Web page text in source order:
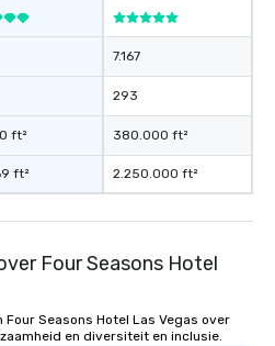
ft²
ft²
7.167
293
380.000 ft²
2.250.000 ft²
Four Seasons Hotel
Seasons Hotel Las Vegas over
en diversiteit en inclusie.